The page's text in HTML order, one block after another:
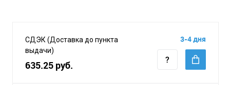
СДЭК (Доставка до пункта
выдачи)
635.25 руб.
3-4 дня